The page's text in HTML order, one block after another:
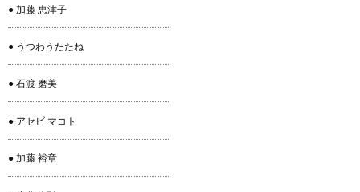
● 加藤 恵津子
● うつわうたたね
● 石渡 磨美
● アセビ マコト
● 加藤 裕章